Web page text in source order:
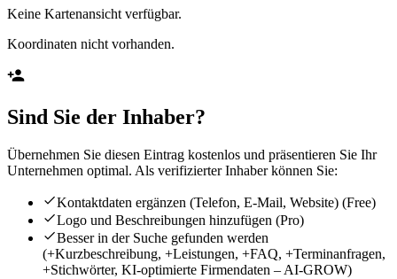
Keine Kartenansicht verfügbar.
Koordinaten nicht vorhanden.
Sind Sie der Inhaber?
Übernehmen Sie diesen Eintrag kostenlos und präsentieren Sie Ihr
Unternehmen optimal. Als verifizierter Inhaber können Sie:
Kontaktdaten ergänzen (Telefon, E-Mail, Website) (Free)
Logo und Beschreibungen hinzufügen (Pro)
Besser in der Suche gefunden werden
(+Kurzbeschreibung, +Leistungen, +FAQ, +Terminanfragen,
+Stichwörter, KI-optimierte Firmendaten – AI-GROW)